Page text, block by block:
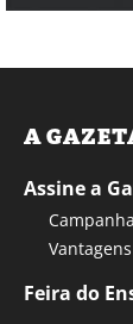
A
Assine a
Feira do